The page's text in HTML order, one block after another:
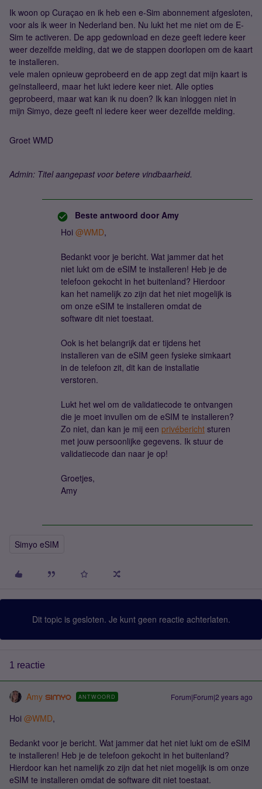
Ik woon op Curaçao en ik heb een e-Sim abonnement afgesloten,
voor als ik weer in Nederland ben. Nu lukt het me niet om de E-
Sim te activeren. De app gedownload en deze geeft iedere keer
weer dezelfde melding, dat we de stappen doorlopen om de kaart
te installeren.
vele malen opnieuw geprobeerd en de app zegt dat mijn kaart is
geïnstalleerd, maar het lukt iedere keer niet. Alle opties
geprobeerd, maar wat kan ik nu doen? Ik kan inloggen niet in
mijn Simyo, deze geeft nl iedere keer weer dezelfde melding.
Groet WMD
Admin: Titel aangepast voor betere vindbaarheid.
Beste antwoord door Amy
Hoi @WMD,
Bedankt voor je bericht. Wat jammer dat het
niet lukt om de eSIM te installeren! Heb je de
telefoon gekocht in het buitenland? Hierdoor
kan het namelijk zo zijn dat het niet mogelijk is
om onze eSIM te installeren omdat de
software dit niet toestaat.
Ook is het belangrijk dat er tijdens het
installeren van de eSIM geen fysieke simkaart
in de telefoon zit, dit kan de installatie
verstoren.
Lukt het wel om de validatiecode te ontvangen
die je moet invullen om de eSIM te installeren?
Zo niet, dan kan je mij een privébericht sturen
met jouw persoonlijke gegevens. Ik stuur de
validatiecode dan naar je op!
Groetjes,
Amy
Simyo eSIM
Dit topic is gesloten. Je kunt geen reactie achterlaten.
1 reactie
Amy ANTWOORD Forum|Forum|2 years ago
Hoi @WMD,
Bedankt voor je bericht. Wat jammer dat het niet lukt om de eSIM
te installeren! Heb je de telefoon gekocht in het buitenland?
Hierdoor kan het namelijk zo zijn dat het niet mogelijk is om onze
eSIM te installeren omdat de software dit niet toestaat.